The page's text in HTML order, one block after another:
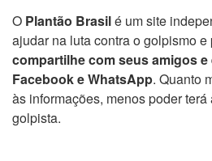
O Plantão Brasilé um site
ajudar na luta contra o golpismo e
compartilhe com seus amigos
Facebook e WhatsApp. Quanto
às informações, menos poder
golpista.